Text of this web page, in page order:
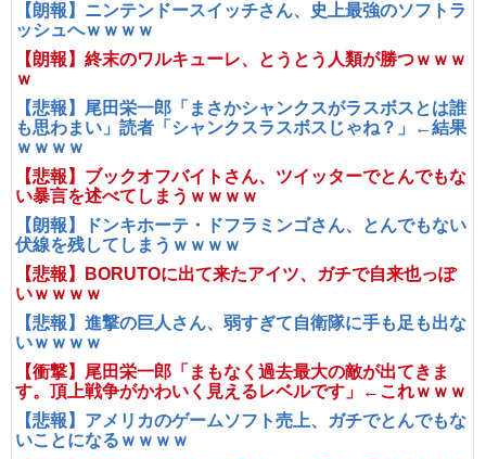
【朗報】ニンテンドースイッチさん、史上最強のソフトラ
ッシュへｗｗｗｗ
【朗報】終末のワルキューレ、とうとう人類が勝つｗｗｗ
ｗ
【悲報】尾田栄一郎「まさかシャンクスがラスボスとは誰
も思わまい」読者「シャンクスラスボスじゃね？」←結果
ｗｗｗｗ
【悲報】ブックオフバイトさん、ツイッターでとんでもな
い暴言を述べてしまうｗｗｗｗ
【朗報】ドンキホーテ・ドフラミンゴさん、とんでもない
伏線を残してしまうｗｗｗｗ
【悲報】BORUTOに出て来たアイツ、ガチで自来也っぽ
いｗｗｗｗ
【悲報】進撃の巨人さん、弱すぎて自衛隊に手も足も出な
いｗｗｗｗ
【衝撃】尾田栄一郎「まもなく過去最大の敵が出てきま
す。頂上戦争がかわいく見えるレベルです」←これｗｗｗ
【悲報】アメリカのゲームソフト売上、ガチでとんでもな
いことになるｗｗｗｗ